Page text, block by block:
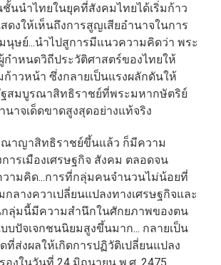
นนำไทยในยุคที่สังคมไทยได้เริ่มก้าว
ดงให้เห็นถึงการสูญเสียอำนาจในการ
นุษย์...นำไปสูการมีแนวความคิดว่า พระ
ำหนดวิถีประวัติศาสตร์ของไทยให้
ก้าวหน้า ซึ่งกลายเป็นแรงผลักดันให้
สมบูรณาสิทธิราชย์ที่พระมหากษัตริย์
าจเด็ดขาดสูงสุดอย่างแท้จริง
ณาญาสิทธิราชย์ขึ้นแล้ว ก็มีความ
ารเมืองเศรษฐกิจ สังคม ตลอดจน
ามคิด...การที่กลุ่มคนจำนวนไม่น้อยที่
ลางควาเปลี่ยนแปลงทางเศรษฐกิจและ
กลุ่มนี้มีความสำนึกในศักยภาพของตน
บปัจเจกชนนิยมสูงขึ้นมาก... กลายเป็น
ที่ส่งผลให้เกิดการปฏิวัติเปลี่ยนแปลง
องในวันที่ 24 มิถุนายน พ.ศ. 2475